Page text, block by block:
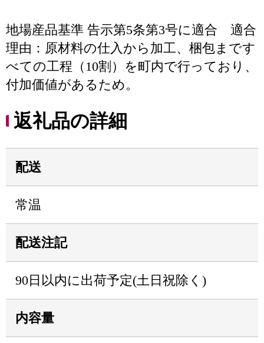
地場産品基準 告示第5条第3号に適合 適合
理由：原材料の仕入から加工、梱包まです
べての工程（10割）を町内で行っており、
付加価値があるため。
返礼品の詳細
配送
常温
配送注記
90日以内に出荷予定(土日祝除く)
内容量